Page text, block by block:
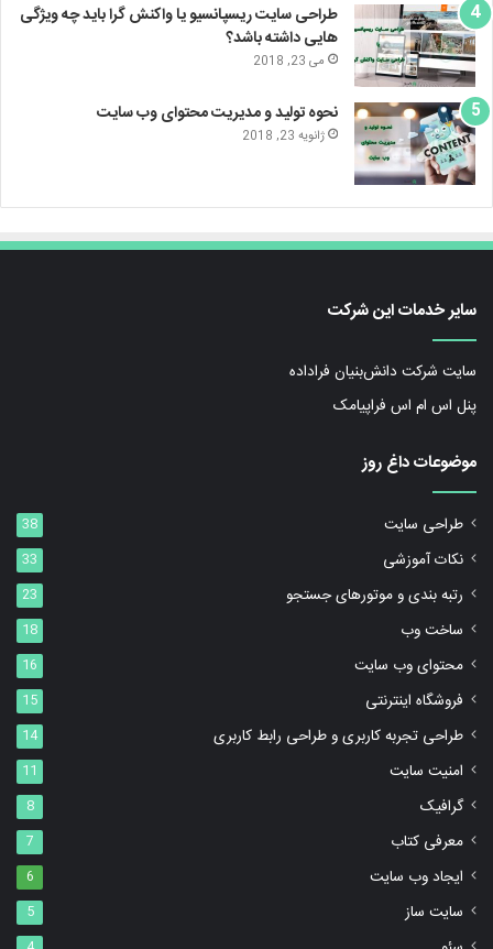
طراحی سایت ریسپانسیو یا واکنش گرا باید چه ویژگی
هایی داشته باشد؟
می 23, 2018
نحوه تولید و مدیریت محتوای وب سایت
ژانویه 23, 2018
سایر خدمات این شرکت
سایت شرکت دانش‌بنیان فراداده
پنل اس ام اس فراپیامک
موضوعات داغ روز
طراحی سایت 38
نکات آموزشی 33
رتبه بندی و موتورهای جستجو 23
ساخت وب 18
محتوای وب سایت 16
فروشگاه اینترنتی 15
طراحی تجربه کاربری و طراحی رابط کاربری 14
امنیت سایت 11
گرافیک 8
معرفی کتاب 7
ایجاد وب سایت 6
سایت ساز 5